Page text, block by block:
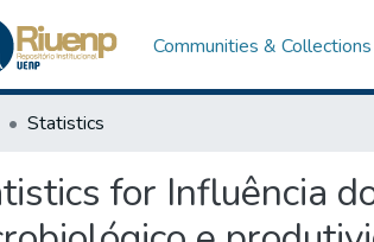
Communities & Collections
Statistics
for Influência